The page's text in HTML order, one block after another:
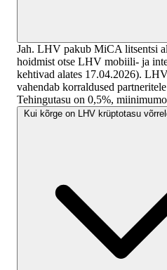
Jah. LHV pakub MiCA litsentsi
hoidmist otse LHV mobiili- ja
kehtivad alates 17.04.2026).
vahendab korraldused
Tehingutasu on 0,5%,
Kui kõrge on LHV krüptotasu